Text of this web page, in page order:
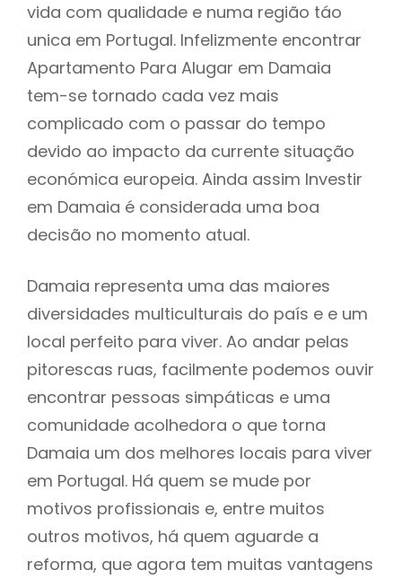
vida com qualidade e numa região táo
unica em Portugal. Infelizmente encontrar
Apartamento Para Alugar em Damaia
tem-se tornado cada vez mais
complicado com o passar do tempo
devido ao impacto da currente situação
económica europeia. Ainda assim Investir
em Damaia é considerada uma boa
decisão no momento atual.
Damaia representa uma das maiores
diversidades multiculturais do país e e um
local perfeito para viver. Ao andar pelas
pitorescas ruas, facilmente podemos ouvir
encontrar pessoas simpáticas e uma
comunidade acolhedora o que torna
Damaia um dos melhores locais para viver
em Portugal. Há quem se mude por
motivos profissionais e, entre muitos
outros motivos, há quem aguarde a
reforma, que agora tem muitas vantagens